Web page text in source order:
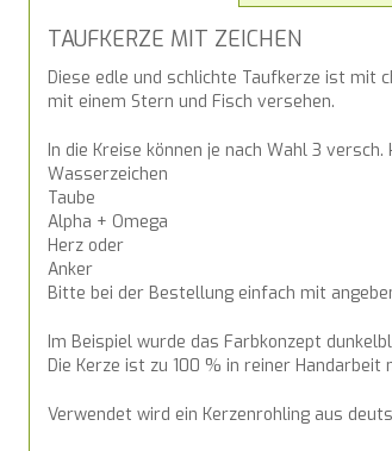
TAUFKERZE MIT ZEICHEN
Diese edle und schlichte Taufkerze ist mit
mit einem Stern und Fisch versehen.
In die Kreise können je nach Wahl 3
Wasserzeichen
Taube
Alpha + Omega
Herz oder
Anker
Bitte bei der Bestellung einfach mit
Im Beispiel wurde das Farbkonzept
Die Kerze ist zu 100 % in reiner
Verwendet wird ein Kerzenrohling aus